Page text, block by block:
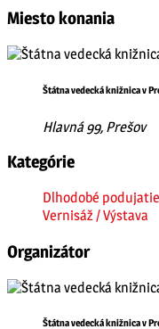
Miesto konania
Štátna vedecká knižnica v
Hlavná 99, Prešov
Kategórie
Dlhodobé podujatie
Vernisáž / Výstava
Organizátor
Štátna vedecká knižnica v